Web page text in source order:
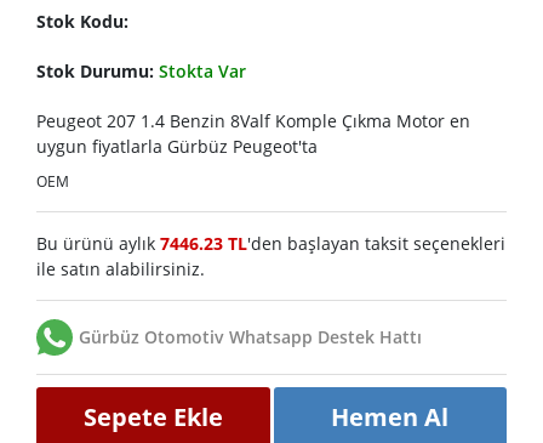
Stok Kodu:
Stok Durumu: Stokta Var
Peugeot 207 1.4 Benzin 8Valf Komple Çıkma Motor en
uygun fiyatlarla Gürbüz Peugeot'ta
OEM
Bu ürünü aylık 7446.23 TL'den başlayan taksit seçenekleri
ile satın alabilirsiniz.
Gürbüz Otomotiv Whatsapp Destek Hattı
Sepete Ekle Hemen Al